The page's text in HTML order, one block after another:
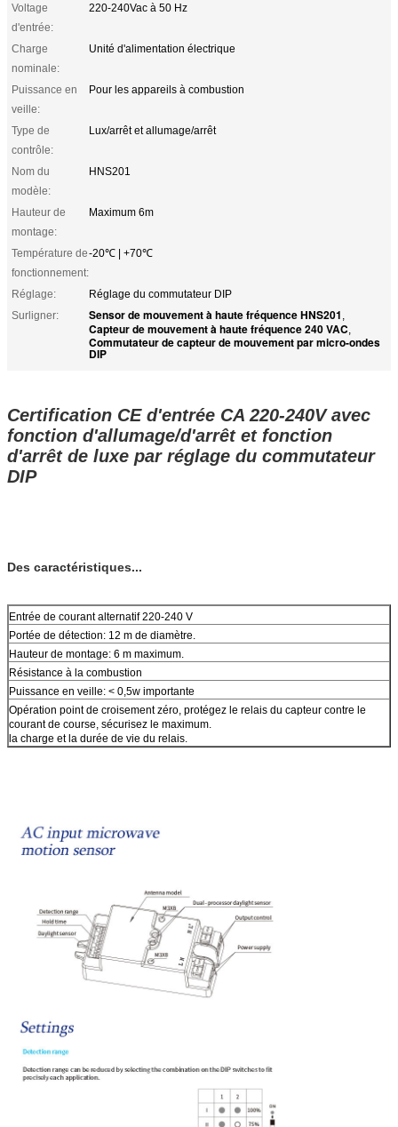
Voltage
d'entrée:
220-240Vac à 50 Hz
Charge
nominale:
Unité d'alimentation électrique
Puissance en
veille:
Pour les appareils à combustion
Type de
contrôle:
Lux/arrêt et allumage/arrêt
Nom du
modèle:
HNS201
Hauteur de
montage:
Maximum 6m
Température de
fonctionnement:
-20℃ | +70℃
Réglage:
Réglage du commutateur DIP
Surligner:
Sensor de mouvement à haute fréquence HNS201 ,
Capteur de mouvement à haute fréquence 240 VAC,
Commutateur de capteur de mouvement par micro-ondes
DIP
Certification CE d'entrée CA 220-240V avec
fonction d'allumage/d'arrêt et fonction
d'arrêt de luxe par réglage du commutateur
DIP
Des caractéristiques...
Entrée de courant alternatif 220-240 V
Portée de détection: 12 m de diamètre.
Hauteur de montage: 6 m maximum.
Résistance à la combustion
Puissance en veille: < 0,5w importante
Opération point de croisement zéro, protégez le relais du capteur contre le
courant de course, sécurisez le maximum.
la charge et la durée de vie du relais.